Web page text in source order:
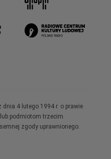
4 lutego 1994 r. o prawie
podmiotom trzecim.
zgody uprawnionego.